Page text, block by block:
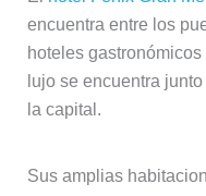
encuentra entre los
hoteles
lujo se encuentra
la capital.
Sus amplias